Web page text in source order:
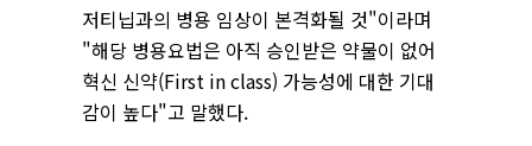
저티닙과의 병용 임상이 본격화될 것"이라며
"해당 병용요법은 아직 승인받은 약물이 없어
혁신 신약(First in class) 가능성에 대한 기대
감이 높다"고 말했다.